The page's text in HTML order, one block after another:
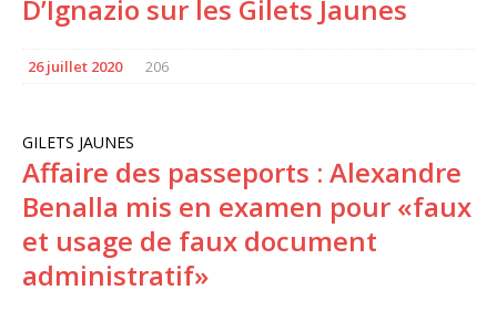
D’Ignazio sur les Gilets Jaunes
26 juillet 2020 206
GILETS JAUNES
Affaire des passeports : Alexandre
Benalla mis en examen pour «faux
et usage de faux document
administratif»